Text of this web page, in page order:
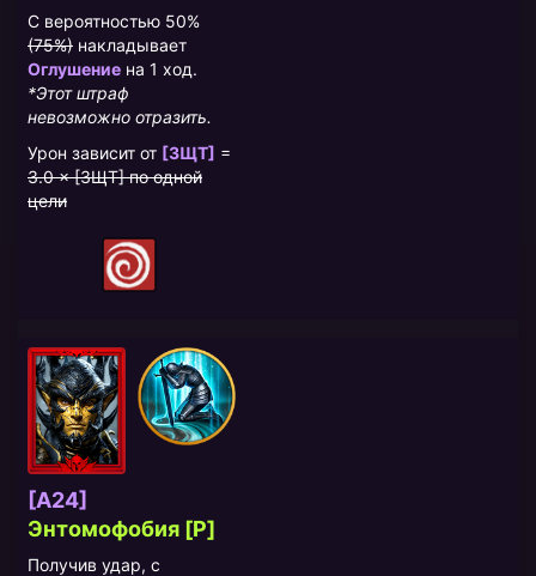
С вероятностью 50%
(75%) накладывает
Оглушение на 1 ход.
*Этот штраф
невозможно отразить.
Урон зависит от [ЗЩТ] =
3.0 × [ЗЩТ] по одной
цели
[A24]
Энтомофобия [P]
Получив удар, с